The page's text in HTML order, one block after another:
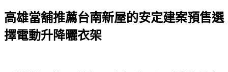
於
高雄當舖推薦台南新屋的安定建案預售選
擇電動升降曬衣架